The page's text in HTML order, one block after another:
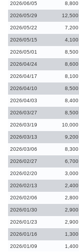
2026/06/05 8,800
2026/05/29 12,500
2026/05/22 7,200
2026/05/15 4,100
2026/05/01 8,500
2026/04/24 8,600
2026/04/17 8,100
2026/04/10 8,500
2026/04/03 8,400
2026/03/27 8,500
2026/03/19 10,000
2026/03/13 9,200
2026/03/06 8,300
2026/02/27 6,700
2026/02/20 3,000
2026/02/13 2,400
2026/02/06 2,800
2026/01/30 2,900
2026/01/23 2,900
2026/01/16 1,300
2026/01/09 1,400